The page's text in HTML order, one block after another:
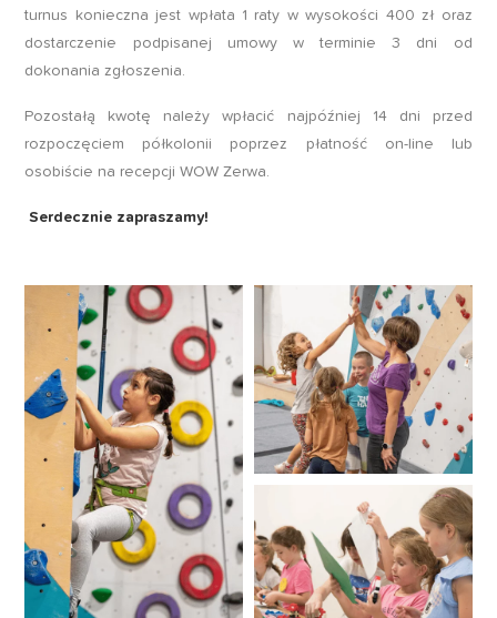
turnus konieczna jest wpłata 1 raty w wysokości 400 zł oraz
dostarczenie podpisanej umowy w terminie 3 dni od
dokonania zgłoszenia.
Pozostałą kwotę należy wpłacić najpóźniej 14 dni przed
rozpoczęciem półkolonii poprzez płatność on-line lub
osobiście na recepcji WOW Zerwa.
Serdecznie zapraszamy!